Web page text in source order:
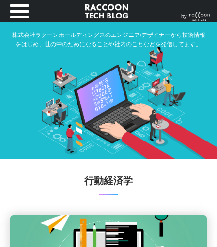
株式会社ラクーンホールディングスのエンジニア/デザイナーから技術情報
をはじめ、世の中のためになることや社内のことなどを発信してます。
by
行動経済学